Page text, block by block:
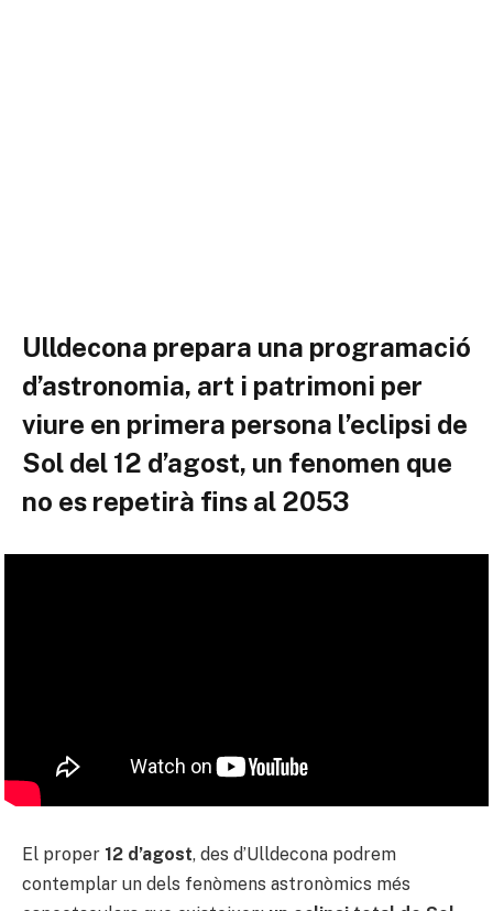
Ulldecona prepara una programació
d’astronomia, art i patrimoni per
viure en primera persona l’eclipsi de
Sol del 12 d’agost, un fenomen que
no es repetirà fins al 2053
El proper 12 d’agost, des d’Ulldecona podrem
contemplar un dels fenòmens astronòmics més